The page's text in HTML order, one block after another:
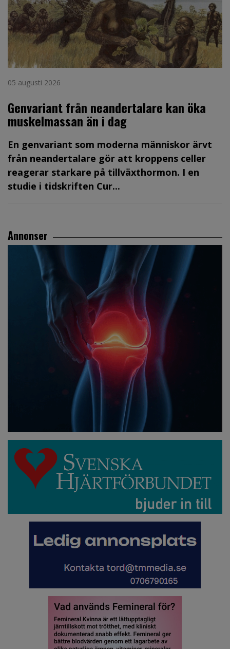
05 augusti 2026
Genvariant från neandertalare kan öka
muskelmassan än i dag
En genvariant som moderna människor ärvt
från neandertalare gör att kroppens celler
reagerar starkare på tillväxthormon. I en
studie i tidskriften Cur...
Annonser